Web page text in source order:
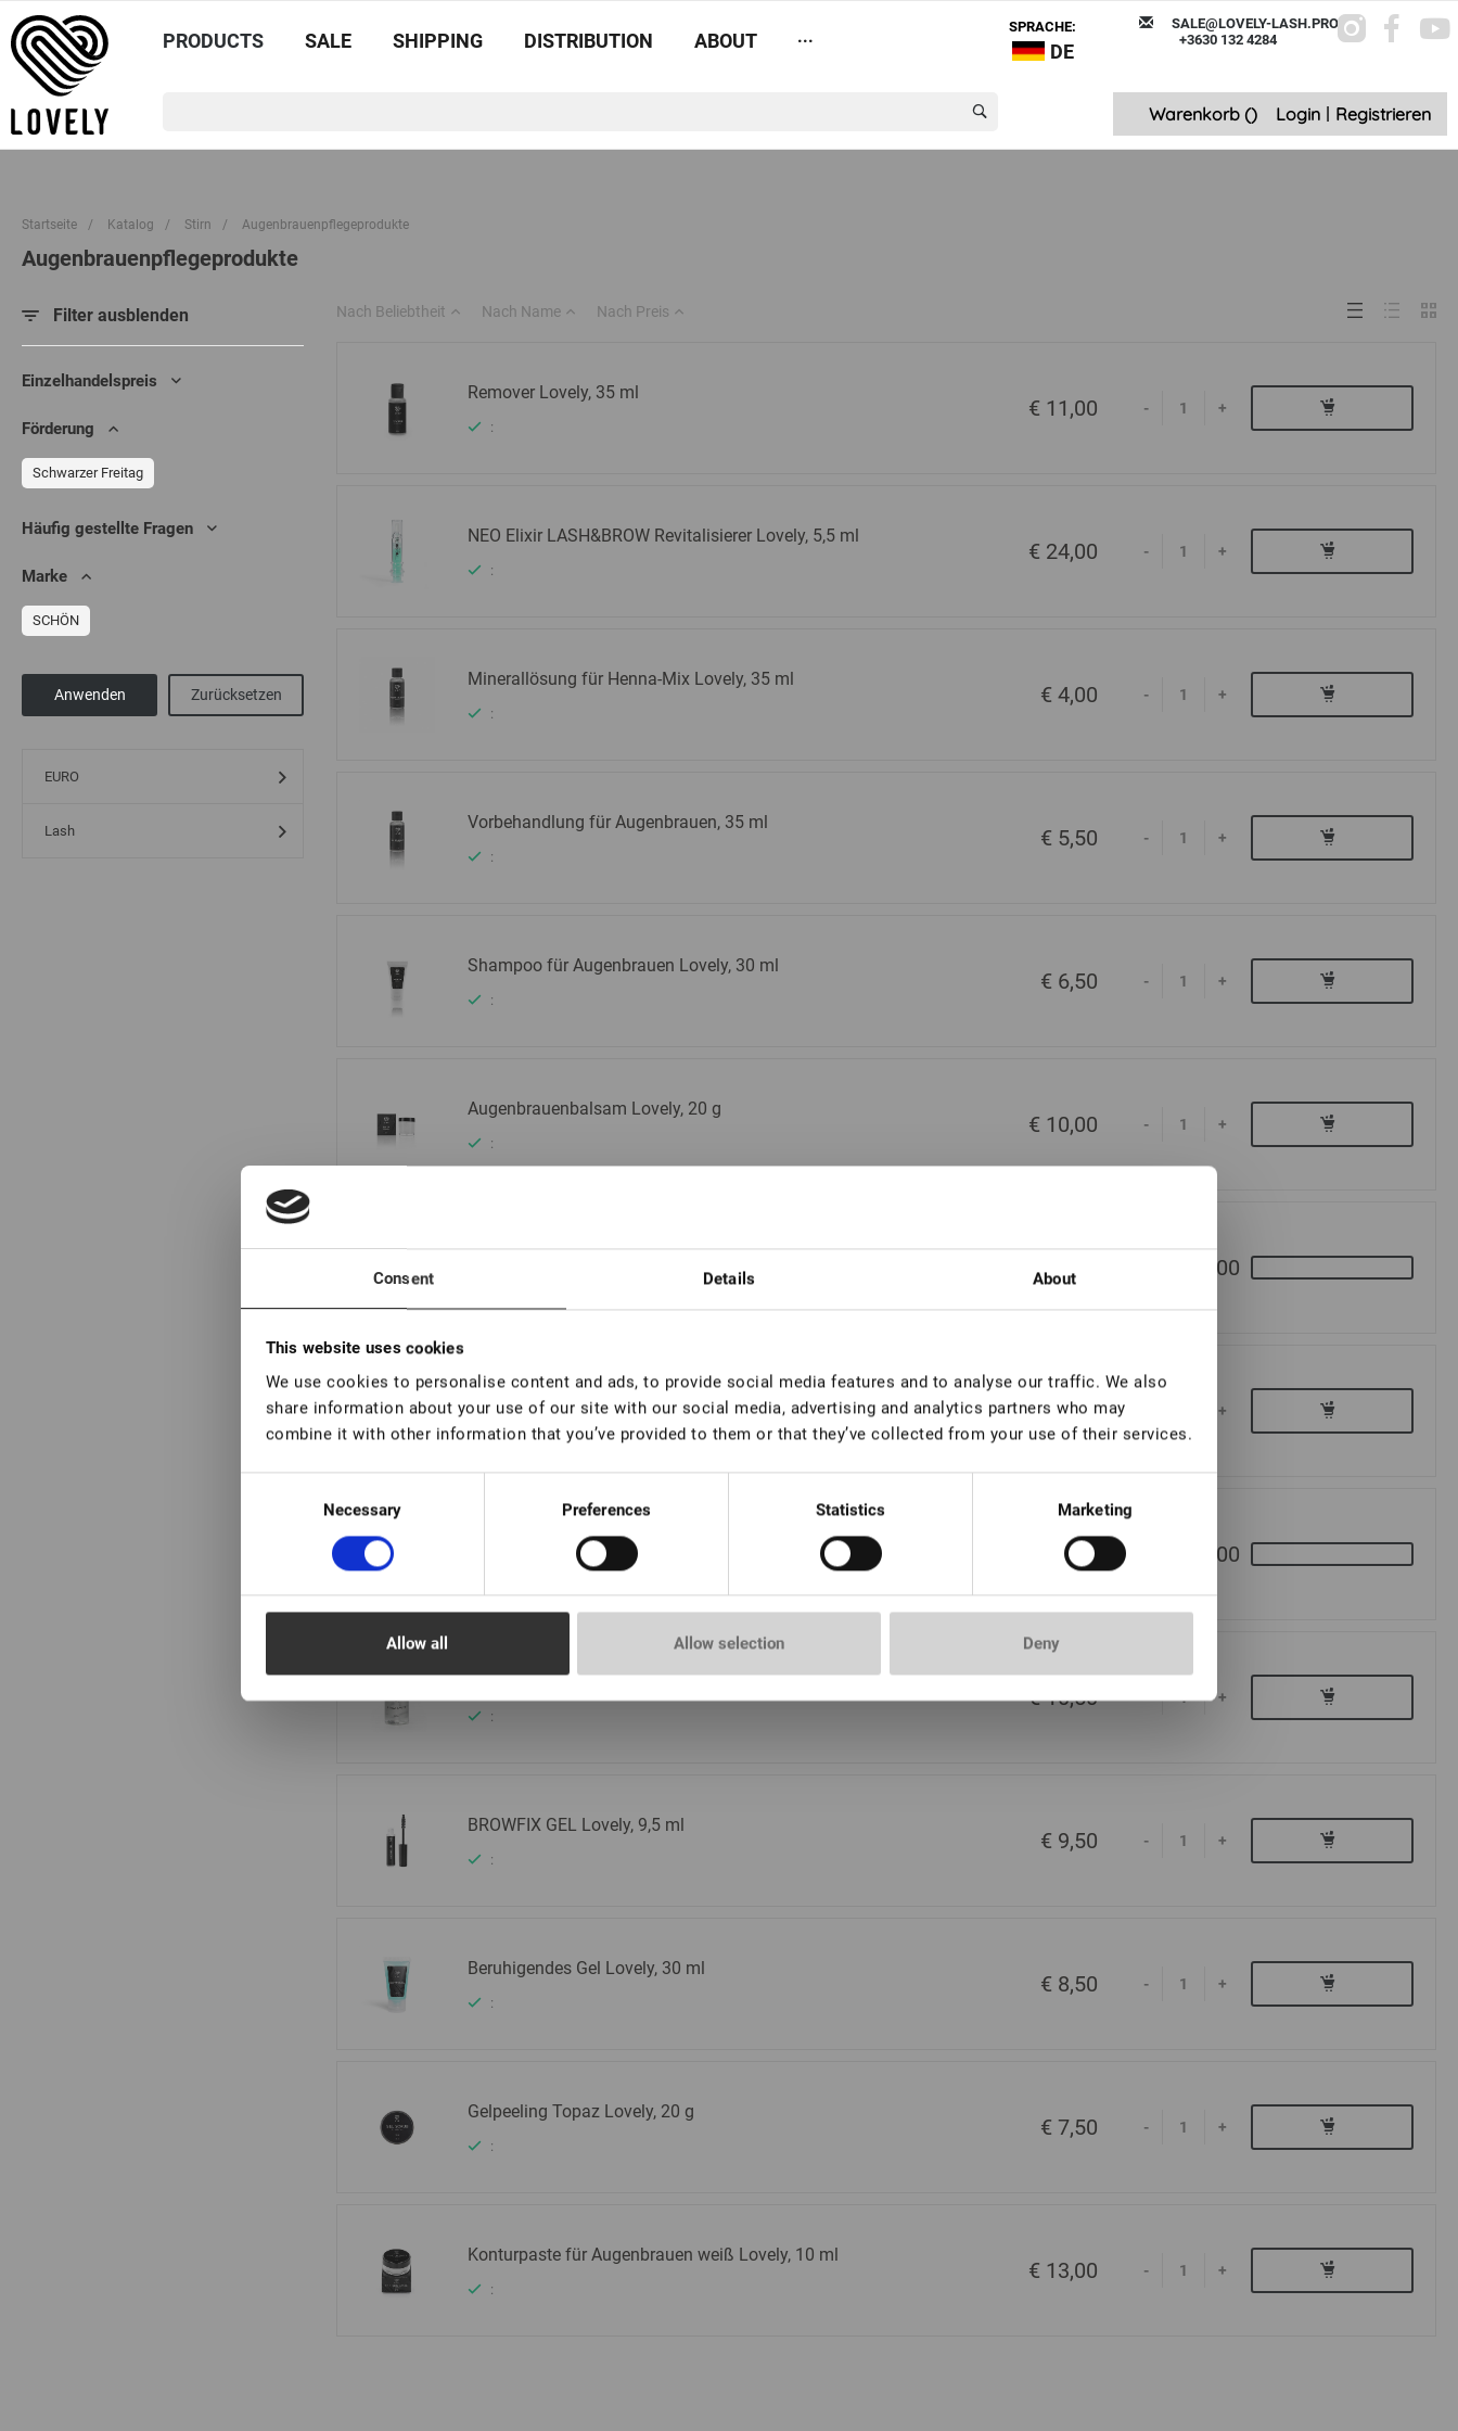
Consent Details About
This website uses cookies
We use cookies to personalise content and ads, to provide social media features and to analyse our traffic. We also
share information about your use of our site with our social media, advertising and analytics partners who may
combine it with other information that you’ve provided to them or that they’ve collected from your use of their services.
Necessary Preferences Statistics Marketing
Deny
Allow selection
Allow all
PRODUCTS SALE SHIPPING DISTRIBUTION ABOUT ... SPRACHE:
DE
SALE@LOVELY-LASH.PRO
+3630 132 4284
Warenkorb () Login | Registrieren
Startseite / Katalog / Stirn / Augenbrauenpflegeprodukte
Augenbrauenpflegeprodukte
Filter ausblenden
Einzelhandelspreis
Förderung
Schwarzer Freitag
Häufig gestellte Fragen
Marke
SCHÖN
EURO
Lash
Nach Beliebtheit Nach Name Nach Preis
Remover Lovely, 35 ml
:
€ 11,00 - +
NEO Elixir LASH&BROW Revitalisierer Lovely, 5,5 ml
:
€ 24,00 - +
Minerallösung für Henna-Mix Lovely, 35 ml
:
€ 4,00 - +
Vorbehandlung für Augenbrauen, 35 ml
:
€ 5,50 - +
Shampoo für Augenbrauen Lovely, 30 ml
:
€ 6,50 - +
Augenbrauenbalsam Lovely, 20 g
:
€ 10,00 - +
€ 11,00
Cremewachs für Augenbrauen Lovely, 10 ml
:
€ 10,00 +
Brauenfixierseife Lovely, 18 g € 13,00
Mizellenwasser, 200 ml
:
€ 10,50 - +
BROWFIX GEL Lovely, 9,5 ml
:
€ 9,50 - +
Beruhigendes Gel Lovely, 30 ml
:
€ 8,50 - +
Gelpeeling Topaz Lovely, 20 g
:
€ 7,50 - +
Konturpaste für Augenbrauen weiß Lovely, 10 ml
:
€ 13,00 - +